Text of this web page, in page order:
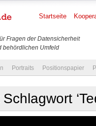
Fragen der Datensicherheit
behördlichen Umfeld
Startseite
Portraits Positionspapier